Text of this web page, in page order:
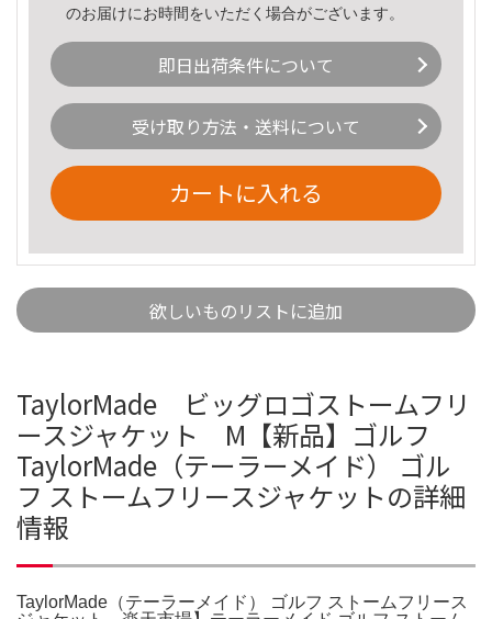
のお届けにお時間をいただく場合がございます。
即日出荷条件について
受け取り方法・送料について
カートに入れる
欲しいものリストに追加
TaylorMade ビッグロゴストームフリ
ースジャケット M【新品】ゴルフ
TaylorMade（テーラーメイド） ゴル
フ ストームフリースジャケットの詳細
情報
TaylorMade（テーラーメイド） ゴルフ ストームフリース